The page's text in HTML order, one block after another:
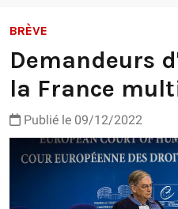
BRÈVE
Demandeurs
la France
Publié le 09/12/2022